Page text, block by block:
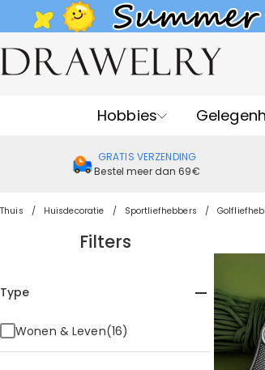
Hobbies
GRATIS VERZENDING
Bestel meer dan 69€
Thuis Huisdecoratie Sportliefhebbers
Filters
Type
Wonen & Leven(16)